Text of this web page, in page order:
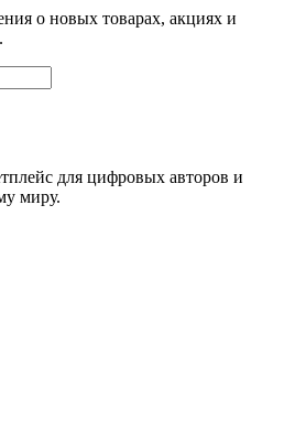
о новых товарах, акциях и
для цифровых авторов и
миру.